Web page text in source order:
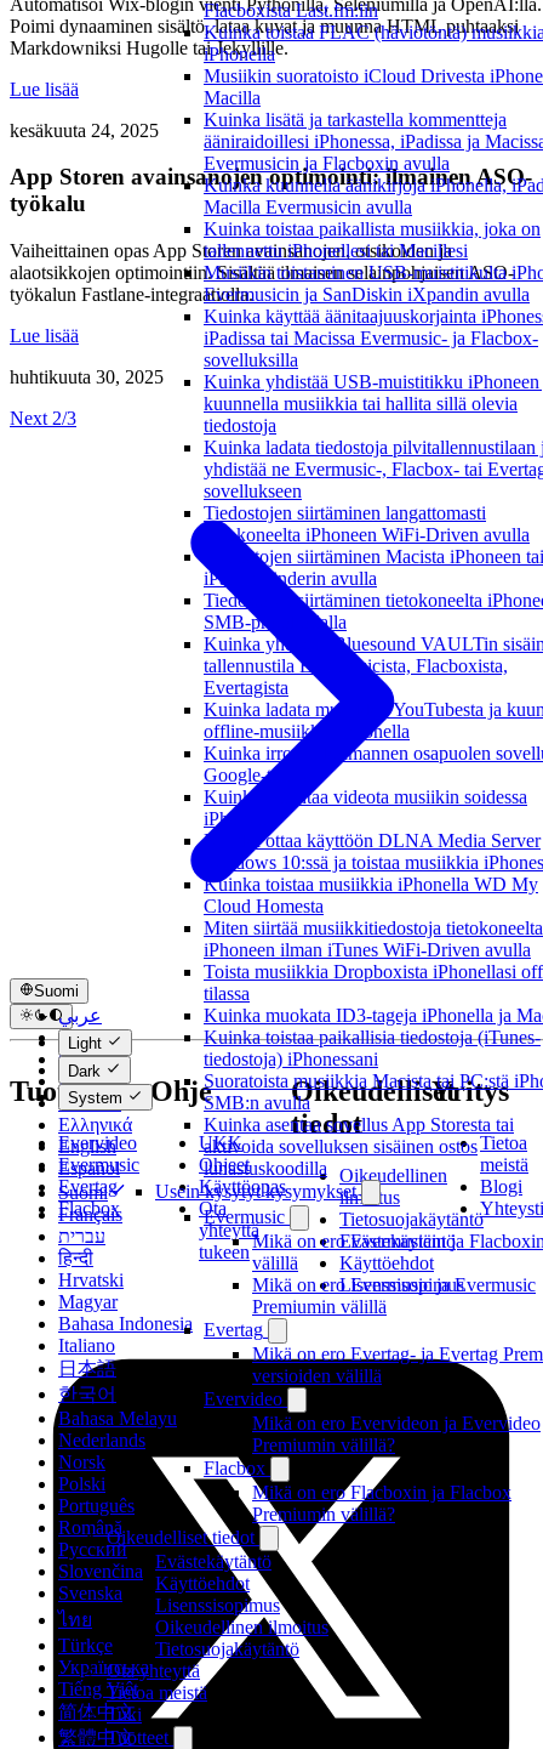
Flacboxista Last.fm:iin
Kuinka toistaa FLAC (häviötöntä)
iPhonella
Musiikin suoratoisto iCloud Drivesta
Macilla
Kuinka lisätä ja tarkastella kommentteja
ääniraidoillesi iPhonessa, iPadissa ja
Evermusicin ja Flacboxin avulla
Kuinka kuunnella äänikirjoja iPhonella,
Macilla Evermusicin avulla
Kuinka toistaa paikallista musiikkia, joka on
tallennettu iPhonellesi tai Macillesi
Musiikin toistaminen USB-muistitikulta
Evermusicin ja SanDiskin iXpandin avulla
Kuinka käyttää äänitaajuuskorjainta
iPadissa tai Macissa Evermusic- ja Flacbox-
sovelluksilla
Kuinka yhdistää USB-muistitikku iPhoneen
kuunnella musiikkia tai hallita sillä olevia
tiedostoja
Kuinka ladata tiedostoja pilvitallennustilaan
yhdistää ne Evermusic-, Flacbox- tai
sovellukseen
Tiedostojen siirtäminen langattomasti
tietokoneelta iPhoneen WiFi-Driven avulla
Tiedostojen siirtäminen Macista iPhoneen tai
iPadiin Finderin avulla
Tiedostojen siirtäminen tietokoneelta
SMB-protokollalla
Kuinka yhdistää Bluesound VAULTin
tallennustila Evermusicista, Flacboxista,
Evertagista
Kuinka ladata musiikkia YouTubesta ja
offline-musiikkia iPhonella
Kuinka irrottaa kolmannen osapuolen
Google-tililtäsi
Kuinka tallentaa videota musiikin soidessa
iPhonella
Kuinka ottaa käyttöön DLNA Media Server
Windows 10:ssä ja toistaa musiikkia
Kuinka toistaa musiikkia iPhonella WD My
Cloud Homesta
Miten siirtää musiikkitiedostoja tietokoneelta
iPhoneen ilman iTunes WiFi-Driven avulla
Toista musiikkia Dropboxista iPhonellasi
tilassa
Kuinka muokata ID3-tageja iPhonella ja
Kuinka toistaa paikallisia tiedostoja (iTunes-
tiedostoja) iPhonessani
Suoratoista musiikkia Macista tai PC:stä
SMB:n avulla
Kuinka asentaa sovellus App Storesta tai
aktivoida sovelluksen sisäinen ostos
lunastuskoodilla
Usein kysytyt kysymykset
Evermusic
Mikä on ero Evermusicin ja
välillä
Mikä on ero Evermusic ja Evermusic
Premiumin välillä
Evertag
Mikä on ero Evertag- ja Evertag
versioiden välillä
Evervideo
Mikä on ero Evervideon ja Evervideo
Premiumin välillä?
Flacbox
Mikä on ero Flacboxin ja Flacbox
Premiumin välillä?
Oikeudelliset tiedot
Evästekäytäntö
Käyttöehdot
Lisenssisopimus
Oikeudellinen ilmoitus
Tietosuojakäytäntö
Ota yhteyttä
Tietoa meistä
Tuki
Tuotteet
Poimi dynaaminen sisältö, lataa kuvat ja muunna HTML puhtaaksi
Markdowniksi Hugolle tai Jekyllille.
Lue lisää
kesäkuuta 24, 2025
App Storen avainsanojen optimointi: ilmainen ASO-
työkalu
Vaiheittainen opas App Storen avainsanojen, otsikoiden ja
alaotsikkojen optimointiin. Sisältää ilmaisen selainpohjaisen ASO-
työkalun Fastlane-integraatiolla.
Lue lisää
huhtikuuta 30, 2025
Next 2/3
Suomi
عربي
Català
Čeština
Dansk
Deutsch
Ελληνικά
English
Español
Suomi
Français
עברית
हिन्दी
Hrvatski
Magyar
Bahasa Indonesia
Italiano
日本語
한국어
Bahasa Melayu
Nederlands
Norsk
Polski
Português
Română
Русский
Slovenčina
Svenska
ไทย
Türkçe
Українська
Tiếng Việt
简体中文
繁體中文
Light
Dark
System
Tuotteet
Evervideo
Evermusic
Evertag
Flacbox
Ohje
UKK
Ohjeet
Käyttöopas
Ota
yhteyttä
tukeen
Oikeudelliset
tiedot
Oikeudellinen
ilmoitus
Tietosuojakäytäntö
Evästekäytäntö
Käyttöehdot
Lisenssisopimus
Yritys
Tietoa
meistä
Blogi